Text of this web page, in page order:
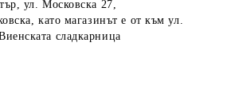
ул. Московска 27,
като магазинът е от към ул.
сладкарница